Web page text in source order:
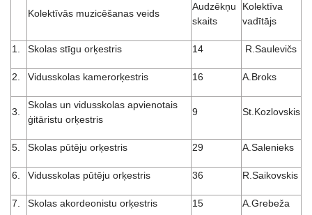
Kolektīvās muzicēšanas veids
Audzēkņu
skaits
Kolektīva
vadītājs
1. Skolas stīgu orķestris 14 R.Saulevičs
2. Vidusskolas kamerorķestris 16 A.Broks
3.
Skolas un vidusskolas apvienotais
ģitāristu orķestris
9 St.Kozlovskis
5. Skolas pūtēju orķestris 29 A.Salenieks
6. Vidusskolas pūtēju orķestris 36 R.Saikovskis
7. Skolas akordeonistu orķestris 15 A.Grebeža